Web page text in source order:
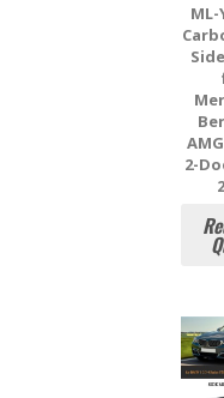
ML-
2-